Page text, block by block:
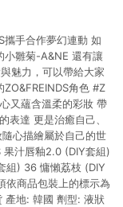
攜手合作夢幻連動 如
小雛菊-A&NE 還有讓
魅力，可以帶給大家
角色 #Z
又蘊含溫柔的彩妝 帶
表達 更是治癒自己、
心描繪屬於自己的世
果汁唇釉2.0 (DIY套組)
組) 36 慵懶荔枝 (DIY
商品包裝上的標示為
產地: 韓國 劑型: 液狀